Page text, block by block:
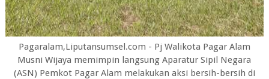
Pagaralam,Liputansumsel.com - Pj Walikota Pagar Alam
Musni Wijaya memimpin langsung Aparatur Sipil Negara
(ASN) Pemkot Pagar Alam melakukan aksi bersih-bersih di